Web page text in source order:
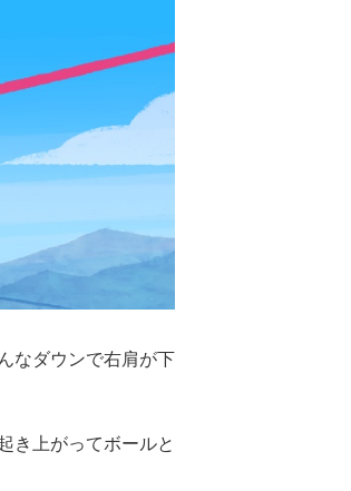
なダウンで右肩が下
き上がってボールと